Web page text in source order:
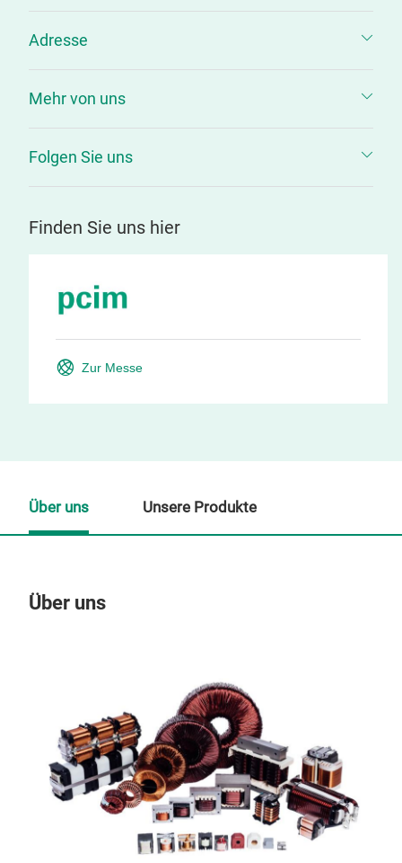
Adresse
Mehr von uns
Folgen Sie uns
Finden Sie uns hier
Zur Messe
Über uns
Über uns Unsere Produkte